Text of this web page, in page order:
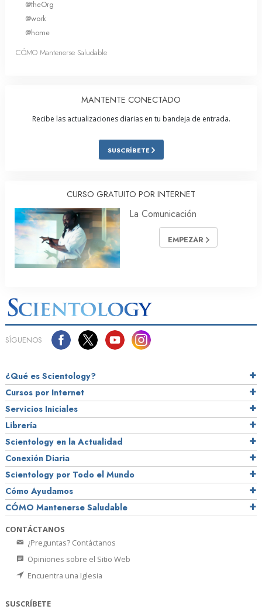
@theOrg
@work
@home
CÓMO Mantenerse Saludable
MANTENTE CONECTADO
Recibe las actualizaciones diarias en tu bandeja de entrada.
SUSCRÍBETE
CURSO GRATUITO POR INTERNET
La Comunicación
EMPEZAR
SÍGUENOS
¿Qué es Scientology?
Cursos por Internet
Servicios Iniciales
Librería
Scientology en la Actualidad
Conexión Diaria
Scientology por Todo el Mundo
Cómo Ayudamos
CÓMO Mantenerse Saludable
CONTÁCTANOS
¿Preguntas? Contáctanos
Opiniones sobre el Sitio Web
Encuentra una Iglesia
SUSCRÍBETE